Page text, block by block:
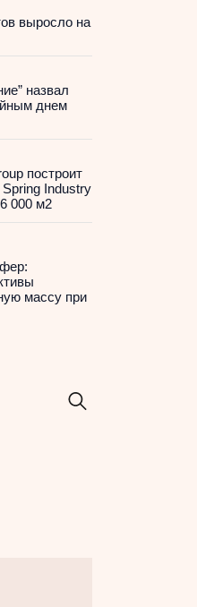
выросло на
назвал
днем
построит
Industry
000 м2
массу при